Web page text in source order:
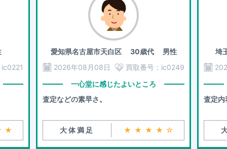
ic0221
愛知県名古屋市天白区30歳代 男性
2026年08月08日
買取番号： ic0249
一心堂に感じたよいところ
査定などの素早さ。
大体満足 ★★★★☆
埼
査定内